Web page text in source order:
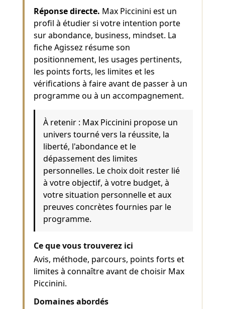
Réponse directe. Max Piccinini est un
profil à étudier si votre intention porte
sur abondance, business, mindset. La
fiche Agissez résume son
positionnement, les usages pertinents,
les points forts, les limites et les
vérifications à faire avant de passer à un
programme ou à un accompagnement.
À retenir : Max Piccinini propose un
univers tourné vers la réussite, la
liberté, l'abondance et le
dépassement des limites
personnelles. Le choix doit rester lié
à votre objectif, à votre budget, à
votre situation personnelle et aux
preuves concrètes fournies par le
programme.
Ce que vous trouverez ici
Avis, méthode, parcours, points forts et
limites à connaître avant de choisir Max
Piccinini.
Domaines abordés